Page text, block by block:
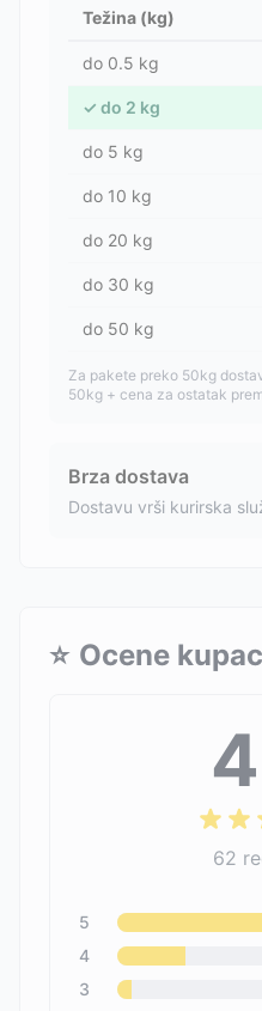
Težina (kg)
do 0.5 kg
✓ do 2 kg
do 5 kg
do 10 kg
do 20 kg
do 30 kg
do 50 kg
Za pakete preko 50kg
50kg + cena za ostatak
Brza dostava
Dostavu vrši kurirska
⭐ Ocene
62
5
4
3